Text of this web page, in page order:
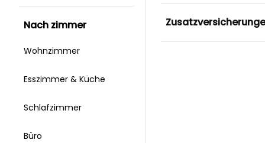
nach zimmer
Wohnzimmer
Esszimmer & Küche
Schlafzimmer
Büro